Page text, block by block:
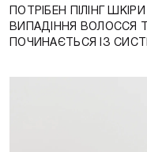
ПОТРІБЕН ПІЛІНГ
ВИПАДІННЯ ВОЛОССЯ
ПОЧИНАЄТЬСЯ ІЗ